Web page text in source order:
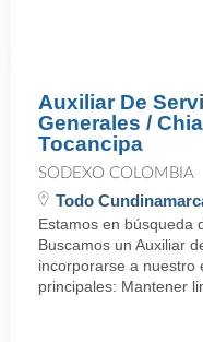
Auxiliar De
Generales /
Tocancipa
SODEXO COLOMBIA
Todo
Estamos en búsqueda
Buscamos un Auxiliar
incorporarse a nuestro
principales: Mantener